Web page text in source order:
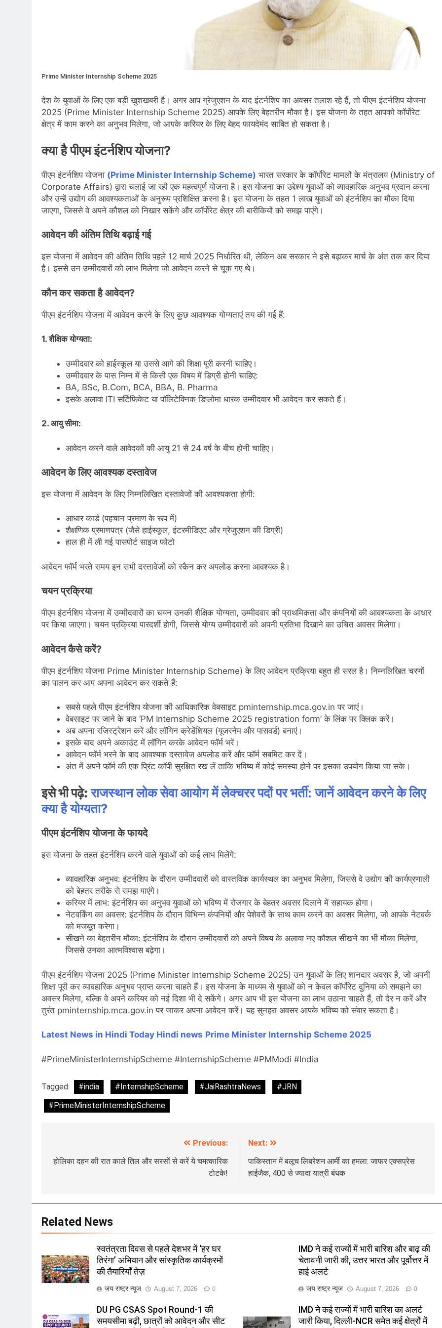
Prime Minister Internship Scheme 2025
देश के युवाओं के लिए एक बड़ी खुशखबरी है। अगर आप ग्रेजुएशन के बाद इंटर्नशिप का अवसर तलाश रहे हैं, तो पीएम इंटर्नशिप योजना
2025 (Prime Minister Internship Scheme 2025) आपके लिए बेहतरीन मौका है। इस योजना के तहत आपको कॉर्पोरेट
क्षेत्र में काम करने का अनुभव मिलेगा, जो आपके करियर के लिए बेहद फायदेमंद साबित हो सकता है।
क्या है पीएम इंटर्नशिप योजना?
पीएम इंटर्नशिप योजना (Prime Minister Internship Scheme) भारत सरकार के कॉर्पोरेट मामलों के मंत्रालय (Ministry of
Corporate Affairs) द्वारा चलाई जा रही एक महत्वपूर्ण योजना है। इस योजना का उद्देश्य युवाओं को व्यावहारिक अनुभव प्रदान करना
और उन्हें उद्योग की आवश्यकताओं के अनुरूप प्रशिक्षित करना है। इस योजना के तहत 1 लाख युवाओं को इंटर्नशिप का मौका दिया
जाएगा, जिससे वे अपने कौशल को निखार सकेंगे और कॉर्पोरेट क्षेत्र की बारीकियों को समझ पाएंगे।
आवेदन की अंतिम तिथि बढ़ाई गई
इस योजना में आवेदन की अंतिम तिथि पहले 12 मार्च 2025 निर्धारित थी, लेकिन अब सरकार ने इसे बढ़ाकर मार्च के अंत तक कर दिया
है। इससे उन उम्मीदवारों को लाभ मिलेगा जो आवेदन करने से चूक गए थे।
कौन कर सकता है आवेदन?
पीएम इंटर्नशिप योजना में आवेदन करने के लिए कुछ आवश्यक योग्यताएं तय की गई हैं:
1. शैक्षिक योग्यता:
उम्मीदवार को हाईस्कूल या उससे आगे की शिक्षा पूरी करनी चाहिए।
उम्मीदवार के पास निम्न में से किसी एक विषय में डिग्री होनी चाहिए:
BA, BSc, B.Com, BCA, BBA, B. Pharma
इसके अलावा ITI सर्टिफिकेट या पॉलिटेक्निक डिप्लोमा धारक उम्मीदवार भी आवेदन कर सकते हैं।
2. आयु सीमा:
आवेदन करने वाले आवेदकों की आयु 21 से 24 वर्ष के बीच होनी चाहिए।
आवेदन के लिए आवश्यक दस्तावेज
इस योजना में आवेदन के लिए निम्नलिखित दस्तावेजों की आवश्यकता होगी:
आधार कार्ड (पहचान प्रमाण के रूप में)
शैक्षणिक प्रमाणपत्र (जैसे हाईस्कूल, इंटरमीडिएट और ग्रेजुएशन की डिग्री)
हाल ही में ली गई पासपोर्ट साइज फोटो
आवेदन फॉर्म भरते समय इन सभी दस्तावेजों को स्कैन कर अपलोड करना आवश्यक है।
चयन प्रक्रिया
पीएम इंटर्नशिप योजना में उम्मीदवारों का चयन उनकी शैक्षिक योग्यता, उम्मीदवार की प्राथमिकता और कंपनियों की आवश्यकता के आधार
पर किया जाएगा। चयन प्रक्रिया पारदर्शी होगी, जिससे योग्य उम्मीदवारों को अपनी प्रतिभा दिखाने का उचित अवसर मिलेगा।
आवेदन कैसे करें?
पीएम इंटर्नशिप योजना Prime Minister Internship Scheme) के लिए आवेदन प्रक्रिया बहुत ही सरल है। निम्नलिखित चरणों
का पालन कर आप अपना आवेदन कर सकते हैं:
सबसे पहले पीएम इंटर्नशिप योजना की आधिकारिक वेबसाइट pminternship.mca.gov.in पर जाएं।
वेबसाइट पर जाने के बाद ‘PM Internship Scheme 2025 registration form’ के लिंक पर क्लिक करें।
अब अपना रजिस्ट्रेशन करें और लॉगिन क्रेडेंशियल (यूजरनेम और पासवर्ड) बनाएं।
इसके बाद अपने अकाउंट में लॉगिन करके आवेदन फॉर्म भरें।
आवेदन फॉर्म भरने के बाद आवश्यक दस्तावेज अपलोड करें और फॉर्म सबमिट कर दें।
अंत में अपने फॉर्म की एक प्रिंट कॉपी सुरक्षित रख लें ताकि भविष्य में कोई समस्या होने पर इसका उपयोग किया जा सके।
इसे भी पढ़े: राजस्थान लोक सेवा आयोग में लेक्चरर पदों पर भर्ती: जानें आवेदन करने के लिए
क्या है योग्यता?
पीएम इंटर्नशिप योजना के फायदे
इस योजना के तहत इंटर्नशिप करने वाले युवाओं को कई लाभ मिलेंगे:
व्यावहारिक अनुभव: इंटर्नशिप के दौरान उम्मीदवारों को वास्तविक कार्यस्थल का अनुभव मिलेगा, जिससे वे उद्योग की कार्यप्रणाली
को बेहतर तरीके से समझ पाएंगे।
करियर में लाभ: इंटर्नशिप का अनुभव युवाओं को भविष्य में रोजगार के बेहतर अवसर दिलाने में सहायक होगा।
नेटवर्किंग का अवसर: इंटर्नशिप के दौरान विभिन्न कंपनियों और पेशेवरों के साथ काम करने का अवसर मिलेगा, जो आपके नेटवर्क
को मजबूत करेगा।
सीखने का बेहतरीन मौका: इंटर्नशिप के दौरान उम्मीदवारों को अपने विषय के अलावा नए कौशल सीखने का भी मौका मिलेगा,
जिससे उनका आत्मविश्वास बढ़ेगा।
पीएम इंटर्नशिप योजना 2025 (Prime Minister Internship Scheme 2025) उन युवाओं के लिए शानदार अवसर है, जो अपनी
शिक्षा पूरी कर व्यावहारिक अनुभव प्राप्त करना चाहते हैं। इस योजना के माध्यम से युवाओं को न केवल कॉर्पोरेट दुनिया को समझने का
अवसर मिलेगा, बल्कि वे अपने करियर को नई दिशा भी दे सकेंगे। अगर आप भी इस योजना का लाभ उठाना चाहते हैं, तो देर न करें और
तुरंत pminternship.mca.gov.in पर जाकर अपना आवेदन करें। यह सुनहरा अवसर आपके भविष्य को संवार सकता है।
Latest News in Hindi Today Hindi news Prime Minister Internship Scheme 2025
#PrimeMinisterInternshipScheme #InternshipScheme #PMModi #India
Tagged: #india #InternshipScheme #JaiRashtraNews
#JRN
#PrimeMinisterInternshipScheme
navigation
Previous:
होलिका दहन की रात काले तिल और सरसों से करें ये चमत्कारिक
टोटके!
Next:
पाकिस्तान में बलूच लिबरेशन आर्मी का हमला: जाफर एक्सप्रेस
हाईजैक, 400 से ज्यादा यात्री बंधक
Related News
स्वतंत्रता दिवस से पहले देशभर में ‘हर घर
तिरंगा’ अभियान और सांस्कृतिक कार्यक्रमों
की तैयारियाँ तेज़
जय राष्ट्र न्यूज August 7, 2026 0
IMD ने कई राज्यों में भारी बारिश और बाढ़ की
चेतावनी जारी की, उत्तर भारत और पूर्वोत्तर में
हाई अलर्ट
जय राष्ट्र न्यूज August 7, 2026 0
DU PG CSAS Spot Round-1 की
समयसीमा बढ़ी, छात्रों को आवेदन और सीट
IMD ने कई राज्यों में भारी बारिश का अलर्ट
जारी किया, दिल्ली-NCR समेत कई क्षेत्रों में